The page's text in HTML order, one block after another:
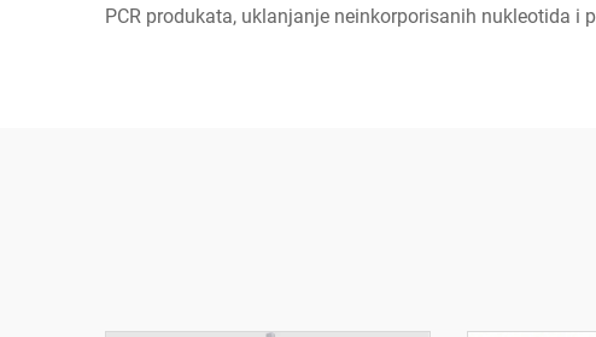
PCR produkata, uklanjanje neinkorporisanih nukleotida